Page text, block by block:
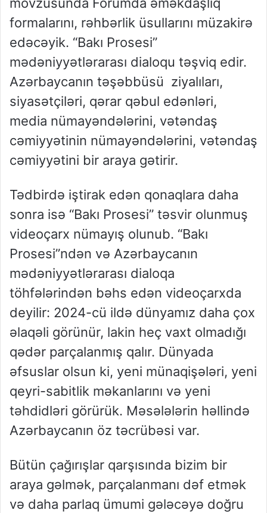
mövzusunda Forumda əməkdaşlıq
formalarını, rəhbərlik üsullarını müzakirə
edəcəyik. “Bakı Prosesi”
mədəniyyətlərarası dialoqu təşviq edir.
Azərbaycanın təşəbbüsü ziyalıları,
siyasətçiləri, qərar qəbul edənləri,
media nümayəndələrini, vətəndaş
cəmiyyətinin nümayəndələrini, vətəndaş
cəmiyyətini bir araya gətirir.
Tədbirdə iştirak edən qonaqlara daha
sonra isə “Bakı Prosesi” təsvir olunmuş
videoçarx nümayış olunub. “Bakı
Prosesi”ndən və Azərbaycanın
mədəniyyətlərarası dialoqa
töhfələrindən bəhs edən videoçarxda
deyilir: 2024-cü ildə dünyamız daha çox
əlaqəli görünür, lakin heç vaxt olmadığı
qədər parçalanmış qalır. Dünyada
əfsuslar olsun ki, yeni münaqişələri, yeni
qeyri-sabitlik məkanlarını və yeni
təhdidləri görürük. Məsələlərin həllində
Azərbaycanın öz təcrübəsi var.
Bütün çağırışlar qarşısında bizim bir
araya gəlmək, parçalanmanı dəf etmək
və daha parlaq ümumi gələcəyə doğru